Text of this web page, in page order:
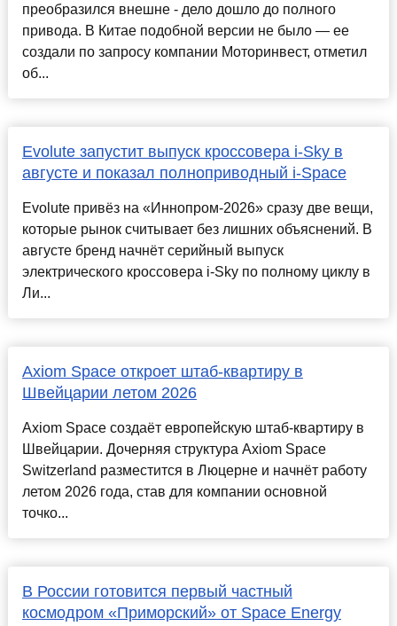
преобразился внешне - дело дошло до полного
привода. В Китае подобной версии не было — ее
создали по запросу компании Моторинвест, отметил
об...
Evolute запустит выпуск кроссовера i-Sky в
августе и показал полноприводный i-Space
Evolute привёз на «Иннопром-2026» сразу две вещи,
которые рынок считывает без лишних объяснений. В
августе бренд начнёт серийный выпуск
электрического кроссовера i-Sky по полному циклу в
Ли...
Axiom Space откроет штаб-квартиру в
Швейцарии летом 2026
Axiom Space создаёт европейскую штаб-квартиру в
Швейцарии. Дочерняя структура Axiom Space
Switzerland разместится в Люцерне и начнёт работу
летом 2026 года, став для компании основной
точко...
В России готовится первый частный
космодром «Приморский» от Space Energy